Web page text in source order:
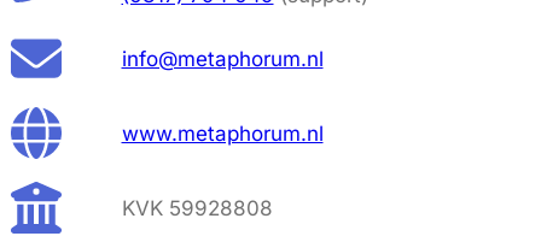
info@metaphorum.nl
www.metaphorum.nl
KVK 59928808